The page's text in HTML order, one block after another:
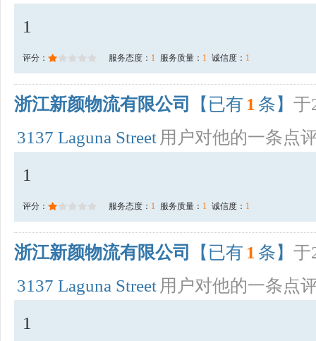
1
评分： 服务态度： 1 服务质量： 1 诚信度： 1
浙江新颜物流有限公司 【已有 1 条】 于
3137 Laguna Street 用户对他的一条点
1
评分： 服务态度： 1 服务质量： 1 诚信度： 1
浙江新颜物流有限公司 【已有 1 条】 于
3137 Laguna Street 用户对他的一条点
1